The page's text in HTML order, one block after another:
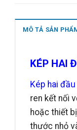
MÔ TẢ SẢN
KÉP HAI
Kép hai đầu
ren kết nối
hoặc thiết
thước nhỏ